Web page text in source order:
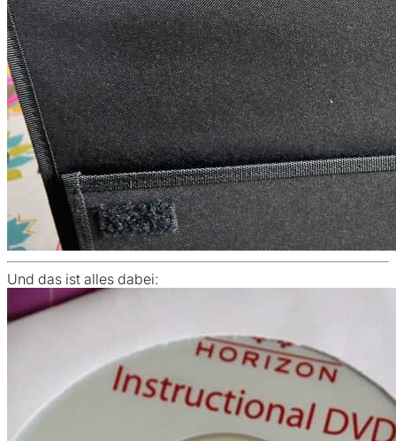
Und das ist alles dabei: